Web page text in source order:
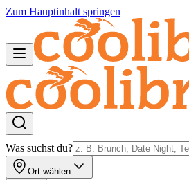
Zum Hauptinhalt springen
Was suchst du?
Ort wählen